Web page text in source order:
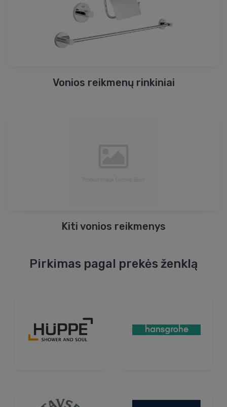
Vonios reikmenų rinkiniai
Kiti vonios reikmenys
Pirkimas pagal prekės ženklą